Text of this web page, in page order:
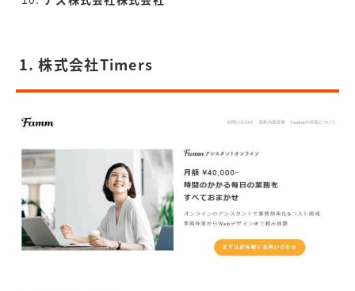
1. 株式会社Timers